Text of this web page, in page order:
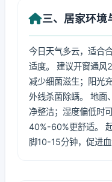
三、居家环境
今日天气多云，适合
适度。 建议开窗通风
减少细菌滋生；阳光
外线杀菌除螨。 地面
净整洁；湿度偏低时
40%-60%更舒适。
脚10-15分钟，促进